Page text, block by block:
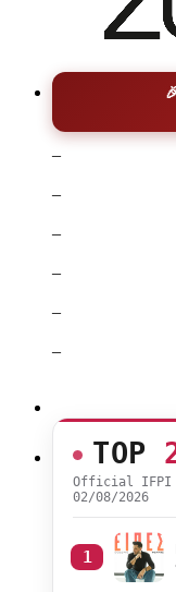
–
–
–
–
–
–
TOP
Official IFPI
02/08/2026
1